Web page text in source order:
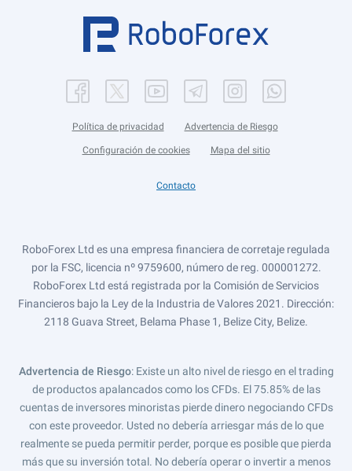
Política de privacidad Advertencia de Riesgo
Configuración de cookies Mapa del sitio
Contacto
RoboForex Ltd es una empresa financiera de corretaje regulada
por la FSC, licencia nº 9759600, número de reg. 000001272.
RoboForex Ltd está registrada por la Comisión de Servicios
Financieros bajo la Ley de la Industria de Valores 2021. Dirección:
2118 Guava Street, Belama Phase 1, Belize City, Belize.
Advertencia de Riesgo: Existe un alto nivel de riesgo en el trading
de productos apalancados como los CFDs. El 75.85% de las
cuentas de inversores minoristas pierde dinero negociando CFDs
con este proveedor. Usted no debería arriesgar más de lo que
realmente se pueda permitir perder, porque es posible que pierda
más que su inversión total. No debería operar o invertir a menos